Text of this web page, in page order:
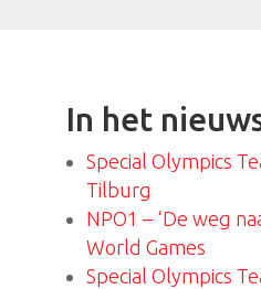
In het
Special Olympics
Tilburg
NPO1 – ‘De weg
World Games
Special Olympics